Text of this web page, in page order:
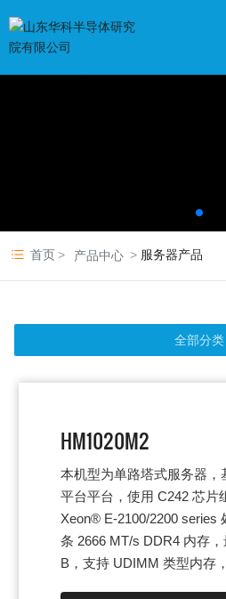
首页 产品中心 服务器产品
全部分类
HM1020M2
本机型为单路塔式服务器，
平台平台，使用 C242 芯片
Xeon® E-2100/2200 series
条 2666 MT/s DDR4 内存
B，支持 UDIMM 类型内存